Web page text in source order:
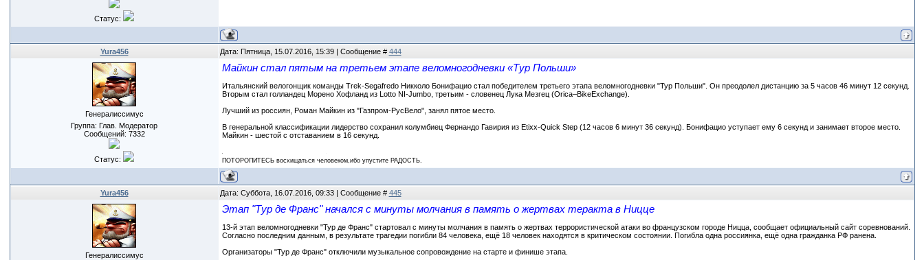
Статус:
Yura456 Дата: Пятница, 15.07.2016, 15:39 | Сообщение # 444
Генералиссимус
Группа: Глав. Модератор
Сообщений: 7332
Статус:
Майкин стал пятым на третьем этапе веломногодневки «Тур Польши»
Итальянский велогонщик команды Trek-Segafredo Никколо Бонифацио стал победителем третьего этапа веломногодневки "Тур Польши". Он преодолел дистанцию за 5 часов 46 минут 12 секунд.
Вторым стал голландец Морено Хофланд из Lotto NI-Jumbo, третьим - словенец Лука Мезгец (Orica–BikeExchange).
Лучший из россиян, Роман Майкин из "Газпром-РусВело", занял пятое место.
В генеральной классификации лидерство сохранил колумбиец Фернандо Гавирия из Etixx-Quick Step (12 часов 6 минут 36 секунд). Бонифацио уступает ему 6 секунд и занимает второе место.
Майкин - шестой с отставанием в 16 секунд.
ПОТОРОПИТЕСЬ восхищаться человеком,ибо упустите РАДОСТЬ.
Yura456 Дата: Суббота, 16.07.2016, 09:33 | Сообщение # 445
Генералиссимус
Этап "Тур де Франс" начался с минуты молчания в память о жертвах теракта в Ницце
13-й этап веломногодневки "Тур де Франс" стартовал с минуты молчания в память о жертвах террористической атаки во французском городе Ницца, сообщает официальный сайт соревнований.
Согласно последним данным, в результате трагедии погибли 84 человека, ещё 18 человек находятся в критическом состоянии. Погибла одна россиянка, ещё одна гражданка РФ ранена.
Организаторы "Тур де Франс" отключили музыкальное сопровождение на старте и финише этапа.